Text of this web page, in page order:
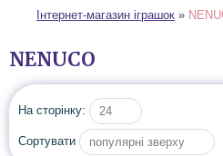
Інтернет-магазин іграшок »
NENUCO
На сторінку: 24
Сортувати популярні зверху